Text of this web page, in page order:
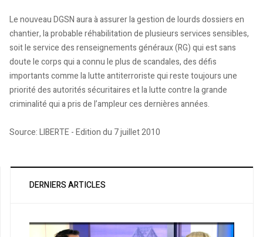
Le nouveau DGSN aura à assurer la gestion de lourds dossiers en
chantier, la probable réhabilitation de plusieurs services sensibles,
soit le service des renseignements généraux (RG) qui est sans
doute le corps qui a connu le plus de scandales, des défis
importants comme la lutte antiterroriste qui reste toujours une
priorité des autorités sécuritaires et la lutte contre la grande
criminalité qui a pris de l’ampleur ces dernières années.
Source: LIBERTE - Edition du 7 juillet 2010
DERNIERS ARTICLES